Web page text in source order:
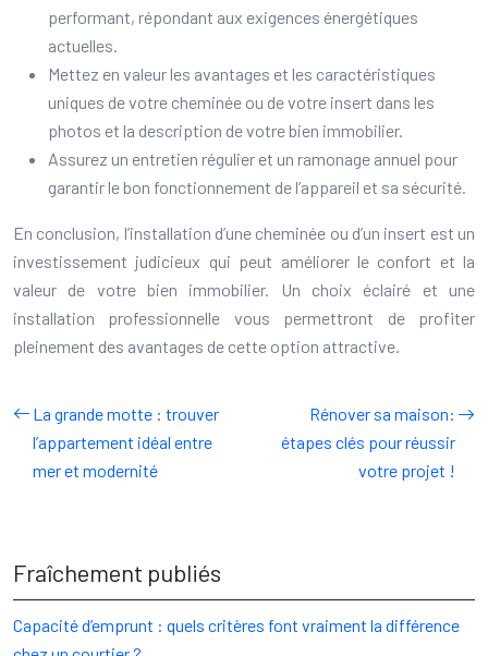
performant, répondant aux exigences énergétiques
actuelles.
Mettez en valeur les avantages et les caractéristiques
uniques de votre cheminée ou de votre insert dans les
photos et la description de votre bien immobilier.
Assurez un entretien régulier et un ramonage annuel pour
garantir le bon fonctionnement de l’appareil et sa sécurité.
En conclusion, l’installation d’une cheminée ou d’un insert est un
investissement judicieux qui peut améliorer le confort et la
valeur de votre bien immobilier. Un choix éclairé et une
installation professionnelle vous permettront de profiter
pleinement des avantages de cette option attractive.
La grande motte : trouver
l’appartement idéal entre
mer et modernité
Rénover sa maison:
étapes clés pour réussir
votre projet !
Fraîchement publiés
Capacité d’emprunt : quels critères font vraiment la différence